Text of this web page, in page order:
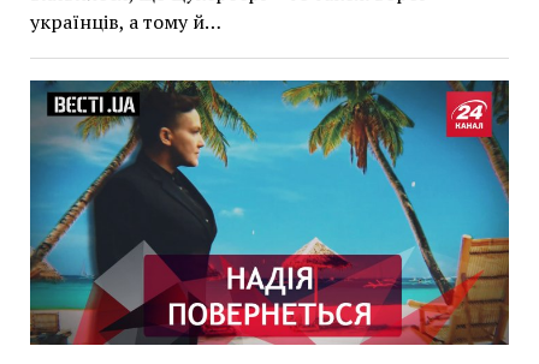
українців, а тому й…